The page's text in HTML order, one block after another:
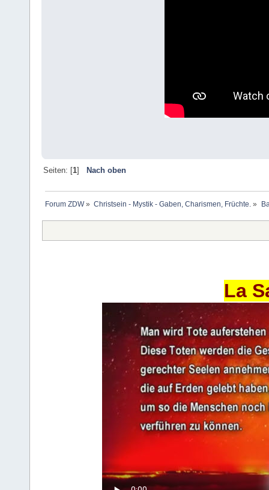
Seiten: [1] Nach oben
Forum ZDW» Christsein - Mystik - Gaben, Charismen, Früchte. »
La